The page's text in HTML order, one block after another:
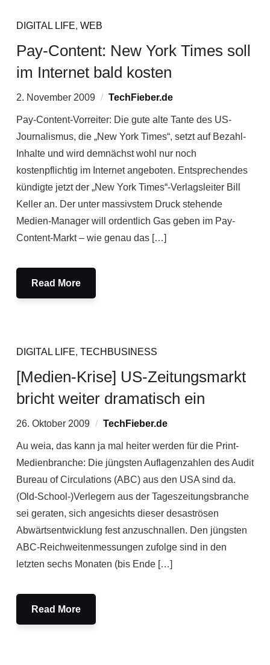
DIGITAL LIFE, WEB
Pay-Content: New York Times soll
im Internet bald kosten
2. November 2009 TechFieber.de
Pay-Content-Vorreiter: Die gute alte Tante des US-
Journalismus, die „New York Times“, setzt auf Bezahl-
Inhalte und wird demnächst wohl nur noch
kostenpflichtig im Internet angeboten. Entsprechendes
kündigte jetzt der „New York Times“-Verlagsleiter Bill
Keller an. Der unter massivstem Druck stehende
Medien-Manager will ordentlich Gas geben im Pay-
Content-Markt – wie genau das […]
Read More
DIGITAL LIFE, TECHBUSINESS
[Medien-Krise] US-Zeitungsmarkt
bricht weiter dramatisch ein
26. Oktober 2009 TechFieber.de
Au weia, das kann ja mal heiter werden für die Print-
Medienbranche: Die jüngsten Auflagenzahlen des Audit
Bureau of Circulations (ABC) aus den USA sind da.
(Old-School-)Verlegern aus der Tageszeitungsbranche
sei geraten, sich angesichts dieser desaströsen
Abwärtsentwicklung fest anzuschnallen. Den jüngsten
ABC-Reichweitenmessungen zufolge sind in den
letzten sechs Monaten (bis Ende […]
Read More